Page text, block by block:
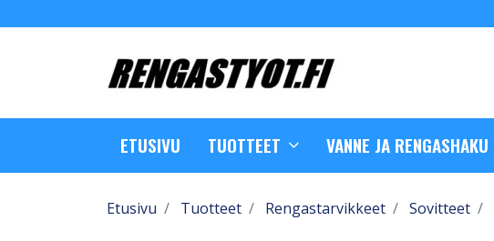
ETUSIVU TUOTTEET VANNE JA RENGASHAKU
Etusivu Tuotteet Rengastarvikkeet Sovitteet